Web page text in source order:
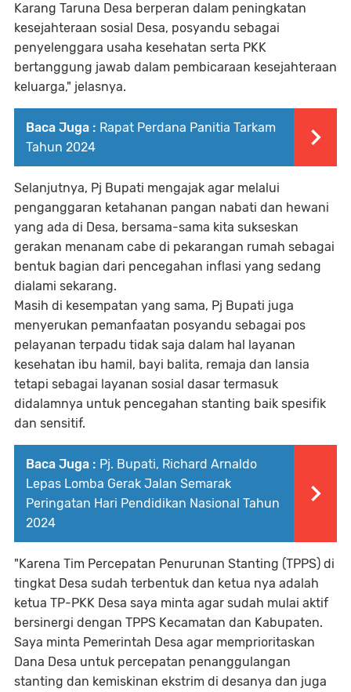
Karang Taruna Desa berperan dalam peningkatan
kesejahteraan sosial Desa, posyandu sebagai
penyelenggara usaha kesehatan serta PKK
bertanggung jawab dalam pembicaraan kesejahteraan
keluarga," jelasnya.
Baca Juga : Rapat Perdana Panitia Tarkam
Tahun 2024
Selanjutnya, Pj Bupati mengajak agar melalui
penganggaran ketahanan pangan nabati dan hewani
yang ada di Desa, bersama-sama kita sukseskan
gerakan menanam cabe di pekarangan rumah sebagai
bentuk bagian dari pencegahan inflasi yang sedang
dialami sekarang.
Masih di kesempatan yang sama, Pj Bupati juga
menyerukan pemanfaatan posyandu sebagai pos
pelayanan terpadu tidak saja dalam hal layanan
kesehatan ibu hamil, bayi balita, remaja dan lansia
tetapi sebagai layanan sosial dasar termasuk
didalamnya untuk pencegahan stanting baik spesifik
dan sensitif.
Baca Juga : Pj. Bupati, Richard Arnaldo
Lepas Lomba Gerak Jalan Semarak
Peringatan Hari Pendidikan Nasional Tahun
2024
"Karena Tim Percepatan Penurunan Stanting (TPPS) di
tingkat Desa sudah terbentuk dan ketua nya adalah
ketua TP-PKK Desa saya minta agar sudah mulai aktif
bersinergi dengan TPPS Kecamatan dan Kabupaten.
Saya minta Pemerintah Desa agar memprioritaskan
Dana Desa untuk percepatan penanggulangan
stanting dan kemiskinan ekstrim di desanya dan juga